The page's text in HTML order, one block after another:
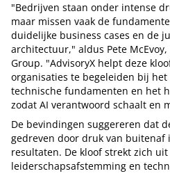
"Bedrijven staan onder intense
maar missen vaak de
duidelijke business cases en de
architectuur," aldus Pete
Group. "AdvisoryX helpt deze
organisaties te begeleiden bij
technische fundamenten en het
zodat AI verantwoord schaalt en
De bevindingen suggereren dat
gedreven door druk van buitenaf
resultaten. De kloof strekt zich
leiderschapsafstemming en